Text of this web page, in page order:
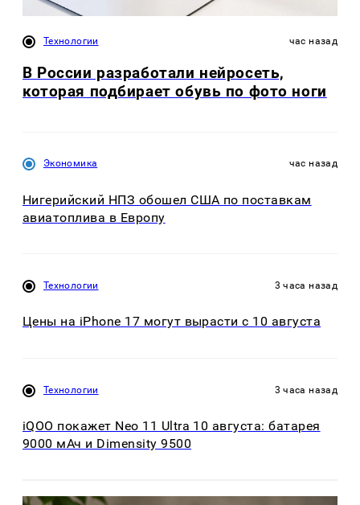
Технологии час назад
В России разработали нейросеть,
которая подбирает обувь по фото ноги
Экономика час назад
Нигерийский НПЗ обошел США по поставкам
авиатоплива в Европу
Технологии 3 часа назад
Цены на iPhone 17 могут вырасти с 10 августа
Технологии 3 часа назад
iQOO покажет Neo 11 Ultra 10 августа: батарея
9000 мАч и Dimensity 9500